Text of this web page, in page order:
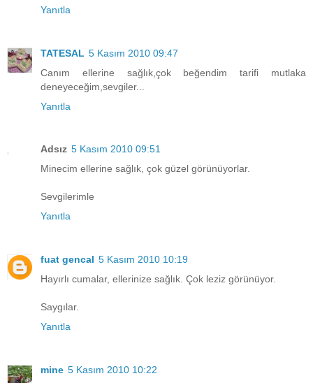
Yanıtla
TATESAL 5 Kasım 2010 09:47
Canım ellerine sağlık,çok beğendim tarifi mutlaka
deneyeceğim,sevgiler...
Yanıtla
Adsız 5 Kasım 2010 09:51
Minecim ellerine sağlık, çok güzel görünüyorlar.
Sevgilerimle
Yanıtla
fuat gencal 5 Kasım 2010 10:19
Hayırlı cumalar, ellerinize sağlık. Çok leziz görünüyor.
Saygılar.
Yanıtla
mine 5 Kasım 2010 10:22